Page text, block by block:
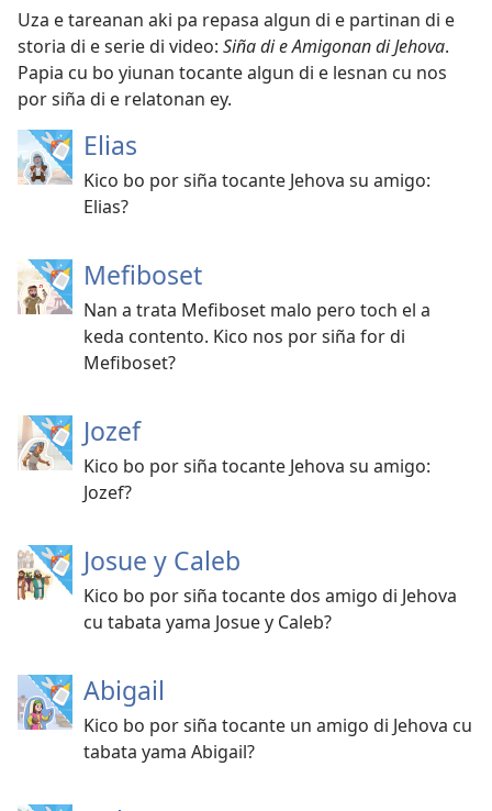
Uza e tareanan aki pa repasa algun di e partinan di e
storia di e serie di video: Siña di e Amigonan di Jehova.
Papia cu bo yiunan tocante algun di e lesnan cu nos
por siña di e relatonan ey.
Elias
Kico bo por siña tocante Jehova su amigo:
Elias?
Mefiboset
Nan a trata Mefiboset malo pero toch el a
keda contento. Kico nos por siña for di
Mefiboset?
Jozef
Kico bo por siña tocante Jehova su amigo:
Jozef?
Josue y Caleb
Kico bo por siña tocante dos amigo di Jehova
cu tabata yama Josue y Caleb?
Abigail
Kico bo por siña tocante un amigo di Jehova cu
tabata yama Abigail?